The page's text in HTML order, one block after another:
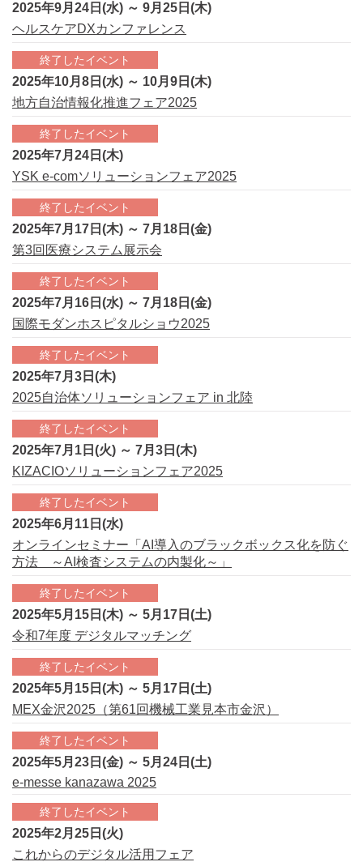
2025年9月24日(水) ～ 9月25日(木)
ヘルスケアDXカンファレンス
終了したイベント
2025年10月8日(水) ～ 10月9日(木)
地方自治情報化推進フェア2025
終了したイベント
2025年7月24日(木)
YSK e-comソリューションフェア2025
終了したイベント
2025年7月17日(木) ～ 7月18日(金)
第3回医療システム展示会
終了したイベント
2025年7月16日(水) ～ 7月18日(金)
国際モダンホスピタルショウ2025
終了したイベント
2025年7月3日(木)
2025自治体ソリューションフェア in 北陸
終了したイベント
2025年7月1日(火) ～ 7月3日(木)
KIZACIOソリューションフェア2025
終了したイベント
2025年6月11日(水)
オンラインセミナー「AI導入のブラックボックス化を防ぐ
方法 ～AI検査システムの内製化～」
終了したイベント
2025年5月15日(木) ～ 5月17日(土)
令和7年度 デジタルマッチング
終了したイベント
2025年5月15日(木) ～ 5月17日(土)
MEX金沢2025（第61回機械工業見本市金沢）
終了したイベント
2025年5月23日(金) ～ 5月24日(土)
e-messe kanazawa 2025
終了したイベント
2025年2月25日(火)
これからのデジタル活用フェア